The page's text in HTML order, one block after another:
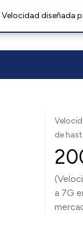
diseñada
de
a 7G